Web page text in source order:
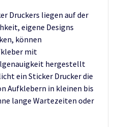
Druckers liegen auf der
eigene Designs
können
mit
hergestellt
ein Sticker Drucker die
Aufklebern in kleinen bis
lange Wartezeiten oder